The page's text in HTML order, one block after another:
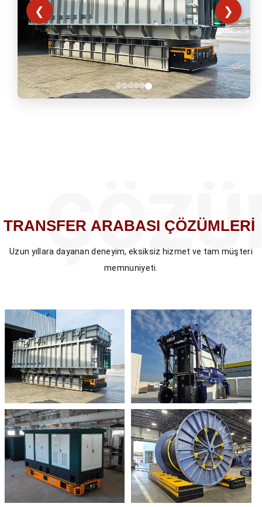
❮ ❯
TRANSFER ARABASI ÇÖZÜMLERİ
Uzun yıllara dayanan deneyim, eksiksiz hizmet ve tam müşteri
memnuniyeti.